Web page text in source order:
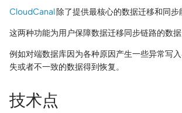
CloudCanal除了提供最核心的数据迁移和同
这两种功能为用户保障数据迁移同步链路的数
例如对端数据库因为各种原因产生一些异常写
失或者不一致的数据得到恢复。
技术点